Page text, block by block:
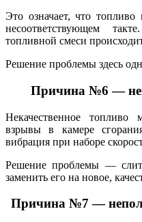
Это означает, что топливо
несоответствующем
топливной смеси
Решение проблемы здесь
Причина №6 —
Некачественное
взрывы в камере
вибрация при наборе
Решение проблемы —
заменить его на новое,
Причина №7 —